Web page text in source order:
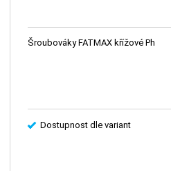
Šroubováky FATMAX křížové Ph
Dostupnost dle variant